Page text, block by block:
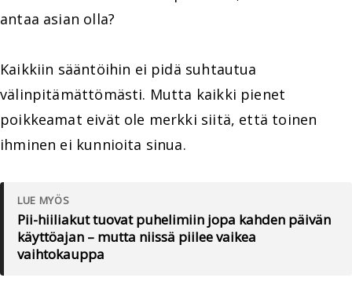
antaa asian olla?
Kaikkiin sääntöihin ei pidä suhtautua
välinpitämättömästi. Mutta kaikki pienet
poikkeamat eivät ole merkki siitä, että toinen
ihminen ei kunnioita sinua.
LUE MYÖS
Pii-hiiliakut tuovat puhelimiin jopa kahden päivän
käyttöajan – mutta niissä piilee vaikea
vaihtokauppa